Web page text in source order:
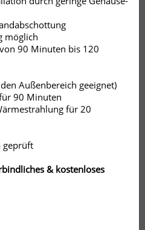
möglich
90 Minuten bis 120
Außenbereich geeignet)
90 Minuten
für 20
geprüft
& kostenloses